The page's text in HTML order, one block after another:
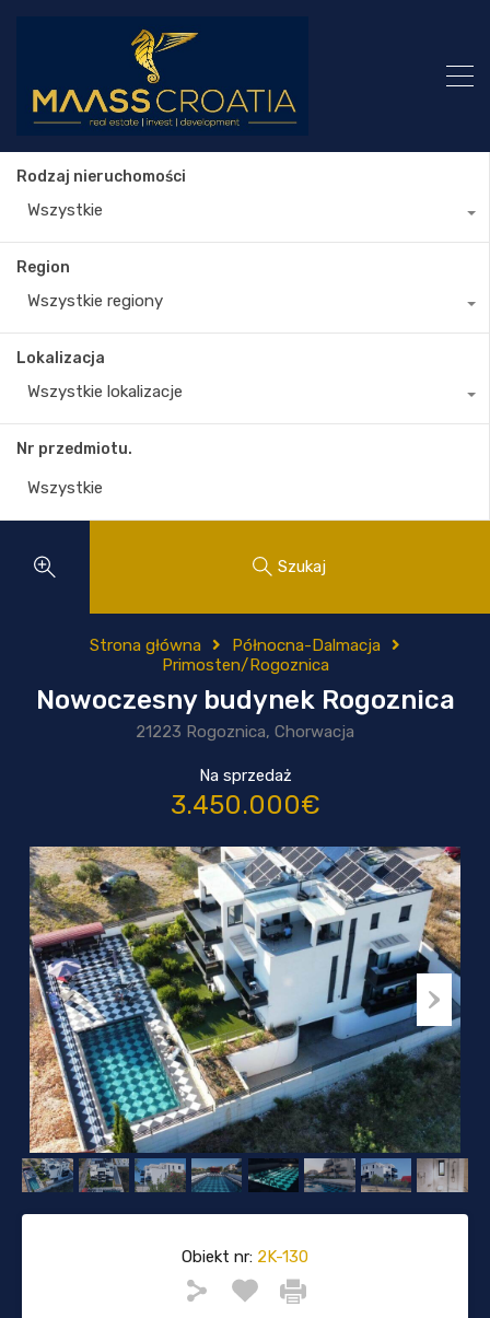
Rodzaj nieruchomości
Wszystkie
Region
Wszystkie regiony
Lokalizacja
Wszystkie lokalizacje
Nr przedmiotu.
Szukaj
Strona główna
Północna-Dalmacja
Primosten/Rogoznica
Nowoczesny budynek Rogoznica
21223 Rogoznica, Chorwacja
Na sprzedaż
3.450.000€
Obiekt nr: 2K-130